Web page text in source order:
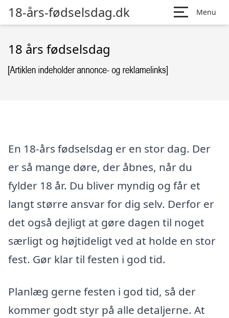
18-års-fødselsdag.dk Menu
18 års fødselsdag
En 18-års fødselsdag er en stor dag. Der
er så mange døre, der åbnes, når du
fylder 18 år. Du bliver myndig og får et
langt større ansvar for dig selv. Derfor er
det også dejligt at gøre dagen til noget
særligt og højtideligt ved at holde en stor
fest. Gør klar til festen i god tid.
Planlæg gerne festen i god tid, så der
kommer godt styr på alle detaljerne. At